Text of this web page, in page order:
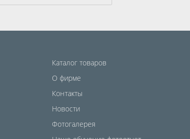
Каталог товаров
О фирме
Контакты
Новости
Фотогалерея